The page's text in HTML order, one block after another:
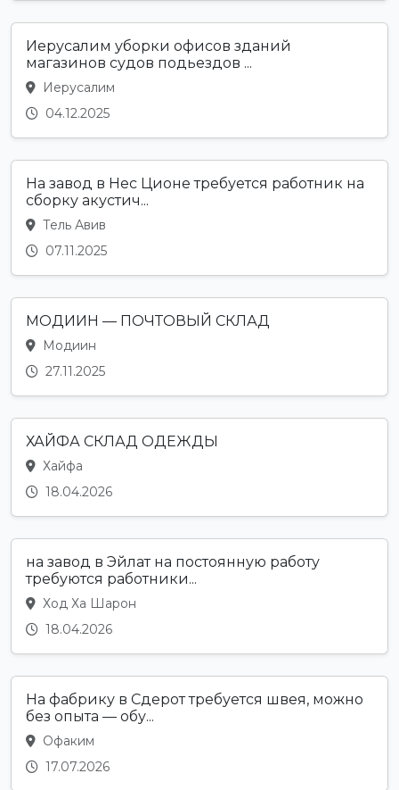
Иерусалим уборки офисов зданий
магазинов судов подьездов ...
Иерусалим
04.12.2025
На завод в Нес Ционе требуется работник на
сборку акустич...
Тель Авив
07.11.2025
МОДИИН — ПОЧТОВЫЙ СКЛАД
Модиин
27.11.2025
ХАЙФА СКЛАД ОДЕЖДЫ
Хайфа
18.04.2026
на завод в Эйлат на постоянную работу
требуются работники...
Ход Ха Шарон
18.04.2026
На фабрику в Сдерот требуется швея, можно
без опыта — обу...
Офаким
17.07.2026